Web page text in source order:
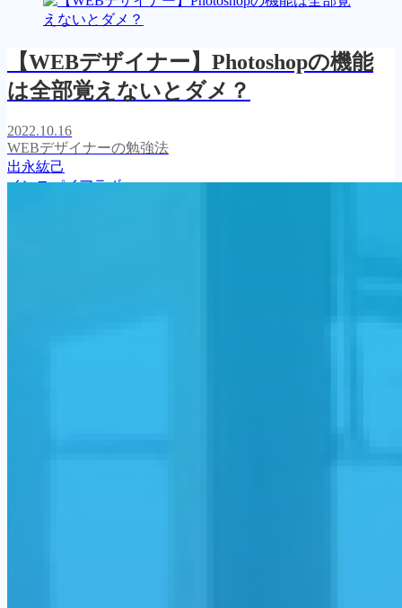
【WEBデザイナー】Photoshopの機能
は全部覚えないとダメ？
2022.10.16
WEBデザイナーの勉強法
出永紘己
インスパイアラボ